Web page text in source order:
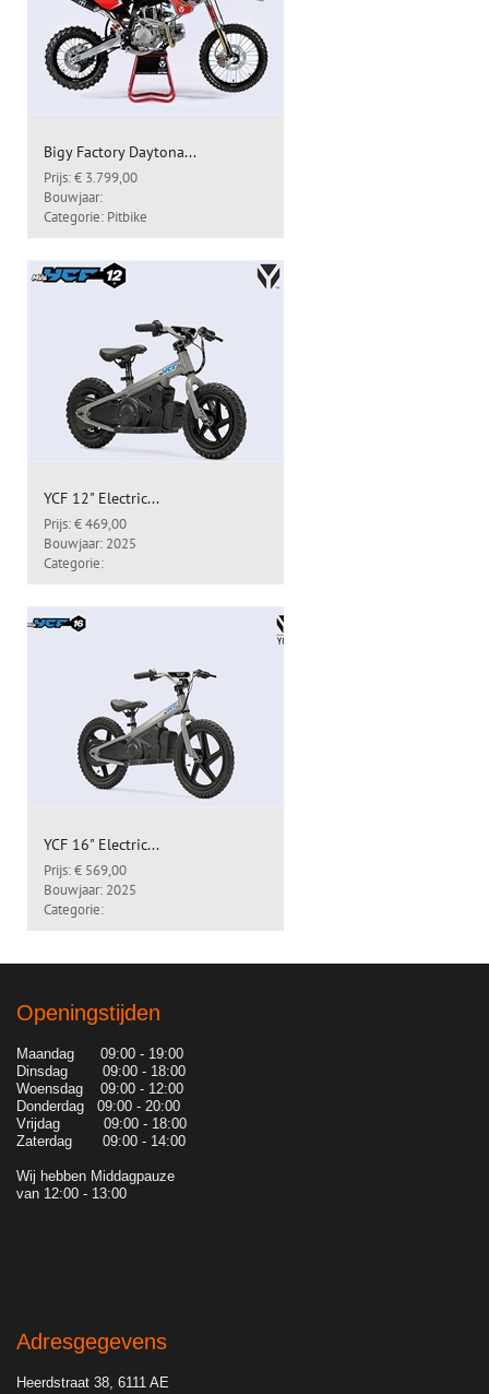
Bigy Factory Daytona...
Prijs: € 3.799,00
Bouwjaar:
Categorie: Pitbike
YCF 12" Electric...
Prijs: € 469,00
Bouwjaar: 2025
Categorie:
YCF 16" Electric...
Prijs: € 569,00
Bouwjaar: 2025
Categorie:
Openingstijden
Maandag 09:00 - 19:00
Dinsdag 09:00 - 18:00
Woensdag 09:00 - 12:00
Donderdag 09:00 - 20:00
Vrijdag 09:00 - 18:00
Zaterdag 09:00 - 14:00
Wij hebben Middagpauze
van 12:00 - 13:00
Adresgegevens
Heerdstraat 38, 6111 AE